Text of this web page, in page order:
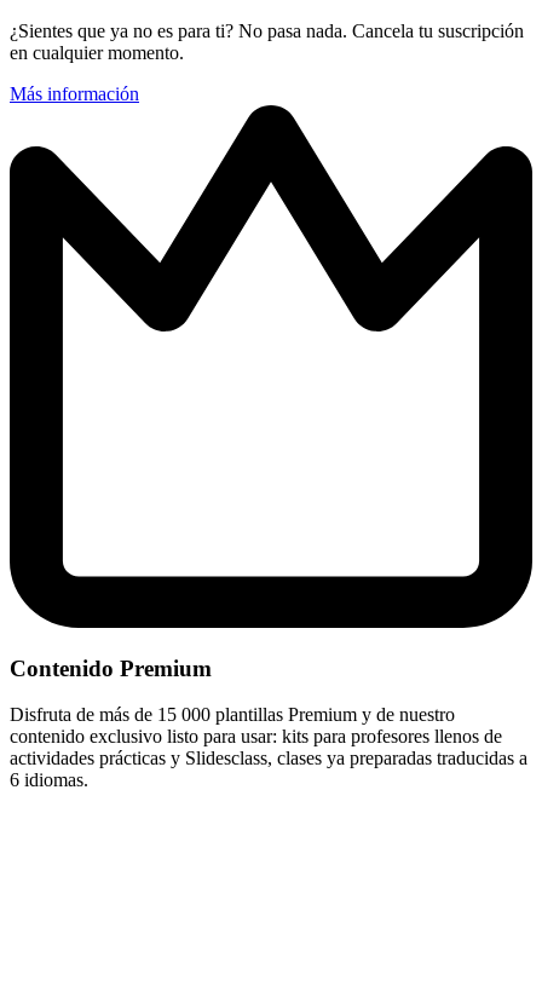
¿Sientes que ya no es para ti? No pasa nada. Cancela tu suscripción
en cualquier momento.
Más información
Contenido Premium
Disfruta de más de 15 000 plantillas Premium y de nuestro
contenido exclusivo listo para usar: kits para profesores llenos de
actividades prácticas y Slidesclass, clases ya preparadas traducidas a
6 idiomas.